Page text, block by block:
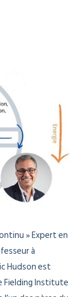
» Expert en
à
Hudson est
Fielding Institute